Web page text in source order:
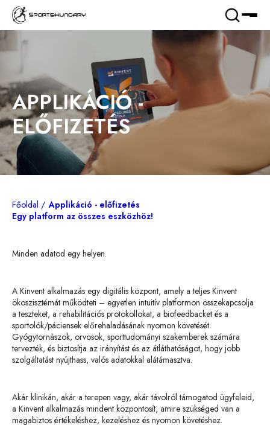
APPLIKÁCIÓ -
ELŐFIZETÉS
Főoldal
Applikáció - előfizetés
Egy platform az összes eszközhöz!
Minden adatod egy helyen.
A Kinvent alkalmazás egy digitális központ, amely a teljes Kinvent
ökoszisztémát működteti – egyetlen intuitív platformon összekapcsolja
a teszteket, a rehabilitációs protokollokat, a biofeedbacket és a
sportolók/páciensek előrehaladásának nyomon követését.
Gyógytornászok, orvosok, sporttudományi szakemberek számára
tervezték, és biztosítja az irányítást és az átláthatóságot, hogy jobb
szolgáltatást nyújthass, valós adatokkal alátámasztva.
Akár klinikán, akár a terepen vagy, akár távolról támogatod ügyfeleid,
a Kinvent alkalmazás mindent központosít, amire szükséged van a
magabiztos értékeléshez, kezeléshez és nyomon követéshez.